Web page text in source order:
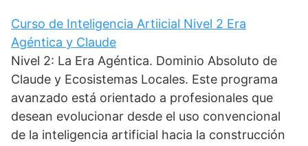
Curso de Inteligencia Artiicial Nivel 2 Era
Agéntica y Claude
Nivel 2: La Era Agéntica. Dominio Absoluto de
Claude y Ecosistemas Locales. Este programa
avanzado está orientado a profesionales que
desean evolucionar desde el uso convencional
de la inteligencia artificial hacia la construcción